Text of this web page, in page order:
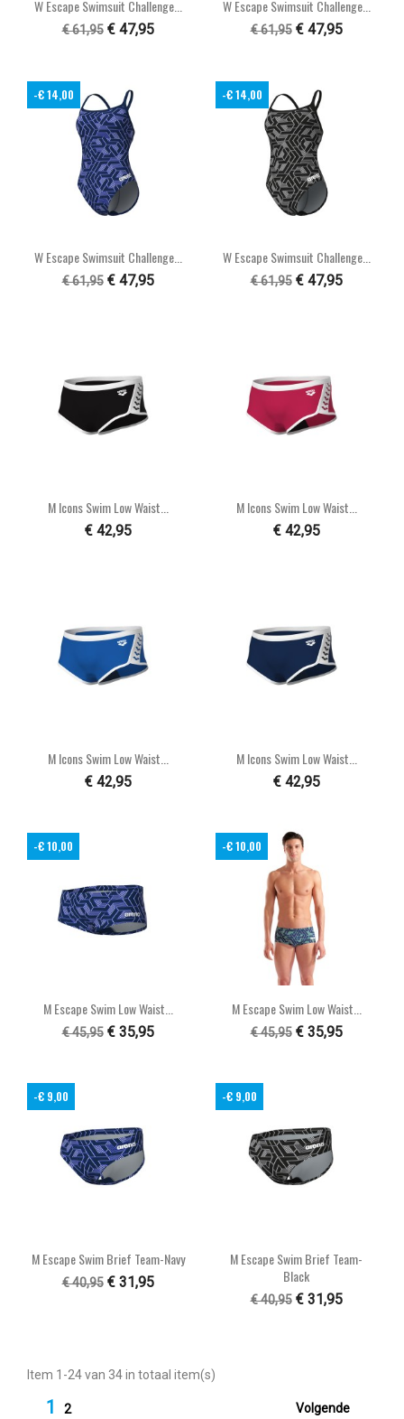
W Escape Swimsuit Challenge...
€ 61,95 € 47,95
W Escape Swimsuit Challenge...
€ 61,95 € 47,95
W Escape Swimsuit Challenge...
€ 61,95 € 47,95
-€ 14,00
W Escape Swimsuit Challenge...
€ 61,95 € 47,95
-€ 14,00
M Icons Swim Low Waist...
€ 42,95
M Icons Swim Low Waist...
€ 42,95
M Icons Swim Low Waist...
€ 42,95
M Icons Swim Low Waist...
€ 42,95
M Escape Swim Low Waist...
€ 45,95 € 35,95
-€ 10,00
M Escape Swim Low Waist...
€ 45,95 € 35,95
-€ 10,00
M Escape Swim Brief Team-Navy
€ 40,95 € 31,95
-€ 9,00
M Escape Swim Brief Team-
Black
€ 40,95 € 31,95
-€ 9,00
Item 1-24 van 34 in totaal item(s)
1 2 Volgende